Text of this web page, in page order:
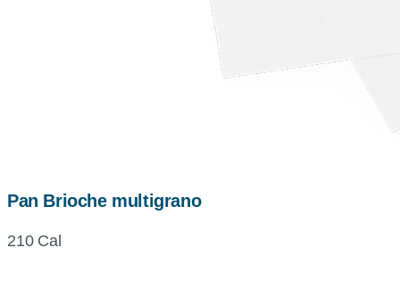
Pan Brioche multigrano
210 Cal